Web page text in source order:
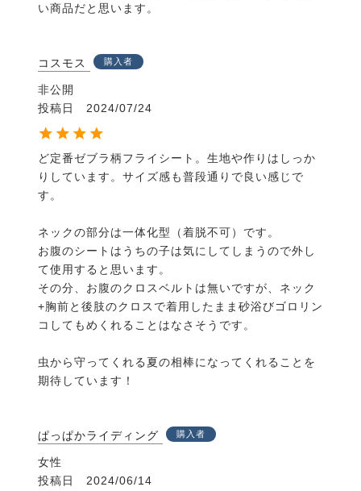
い商品だと思います。
コスモス 購入者
非公開
投稿日
2024/07/24
ど定番ゼブラ柄フライシート。生地や作りはしっか
りしています。サイズ感も普段通りで良い感じで
す。
ネックの部分は一体化型（着脱不可）です。
お腹のシートはうちの子は気にしてしまうので外し
て使用すると思います。
その分、お腹のクロスベルトは無いですが、ネック
+胸前と後肢のクロスで着用したまま砂浴びゴロリン
コしてもめくれることはなさそうです。
虫から守ってくれる夏の相棒になってくれることを
期待しています！
ぱっぱかライディング 購入者
女性
投稿日
2024/06/14